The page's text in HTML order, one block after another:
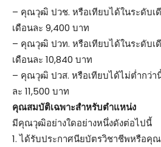
– คุณวุฒิ ปวช. หรือเทียบได้ในระดับ
เดือนละ 9,400 บาท
– คุณวุฒิ ปวท. หรือเทียบได้ในระดับ
เดือนละ 10,840 บาท
– คุณวุฒิ ปวส. หรือเทียบได้ไม่ต่ำกว่
ละ 11,500 บาท
คุณสมบัติเฉพาะสำหรับตำแหน่ง
มีคุณวุฒิอย่างใดอย่างหนึ่งดังต่อไปนี้
1. ได้รับประกาศนียบัตรวิชาชีพหรือคุ